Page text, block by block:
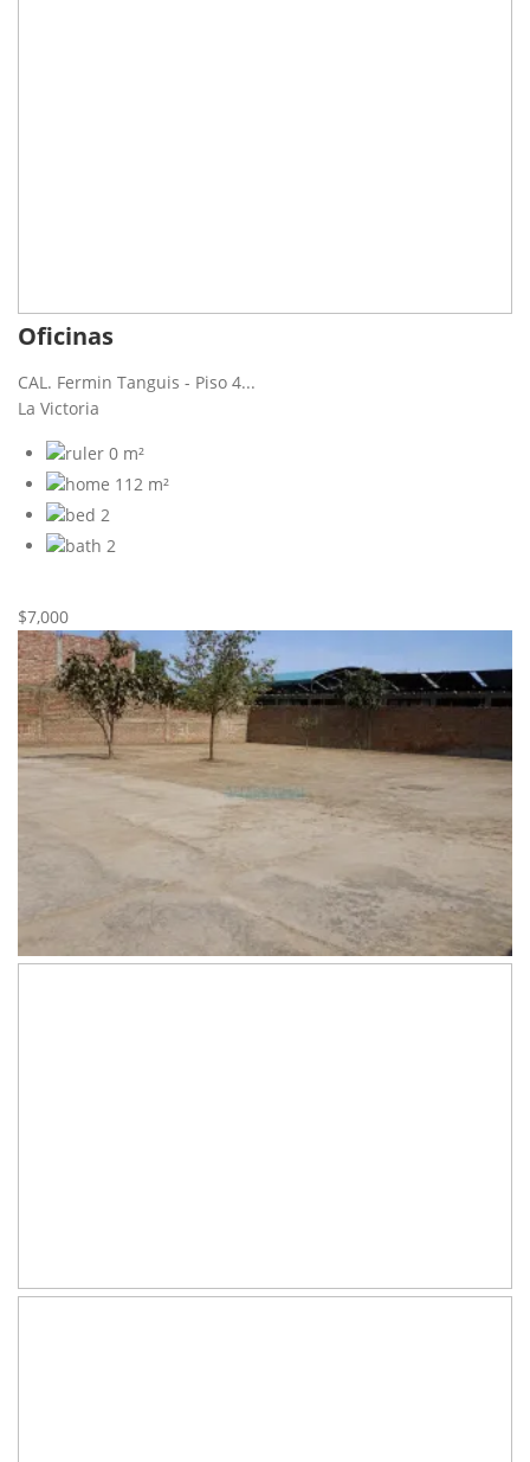
Oficinas
CAL. Fermin Tanguis - Piso 4...
La Victoria
0 m²
112 m²
2
2
$7,000